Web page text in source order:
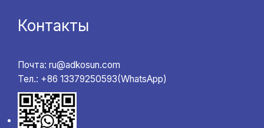
Контакты
Почта: ru@adkosun.com
Тел.: +86 13379250593(WhatsApp)